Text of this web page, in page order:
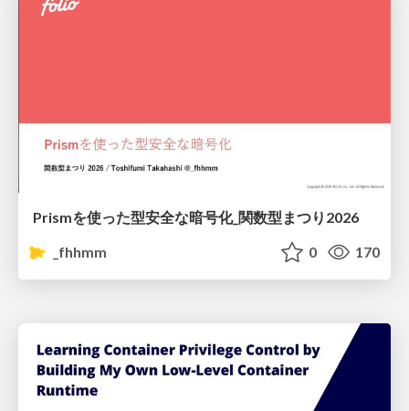
Prismを使った型安全な暗号化_関数型まつり2026
_fhhmm
0 170